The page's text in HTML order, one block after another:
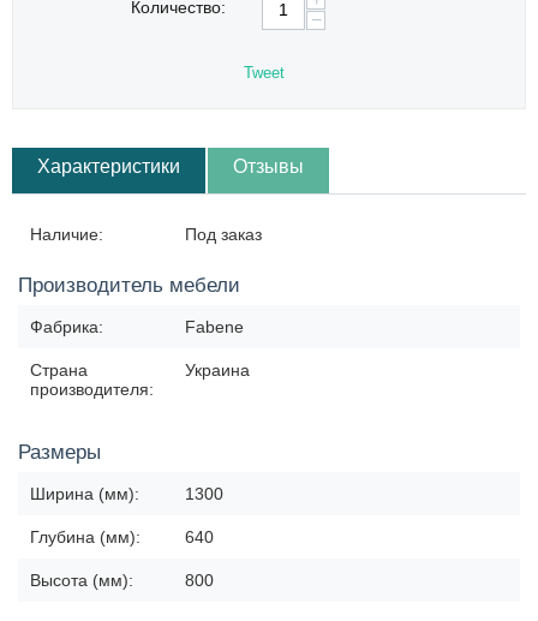
Количество:
−
Tweet
Характеристики Отзывы
Наличие: Под заказ
Производитель мебели
Фабрика: Fabene
Страна
производителя:
Украина
Размеры
Ширина (мм): 1300
Глубина (мм): 640
Высота (мм): 800